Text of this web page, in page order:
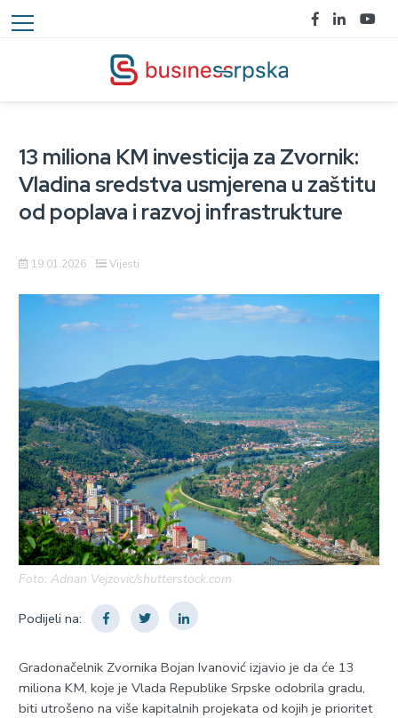
13 miliona KM investicija za Zvornik:
Vladina sredstva usmjerena u zaštitu
od poplava i razvoj infrastrukture
19.01.2026 Vijesti
Foto: Adnan Vejzovic/shutterstock.com
Podijeli na:
Gradonačelnik Zvornika Bojan Ivanović izjavio je da će 13
miliona KM, koje je Vlada Republike Srpske odobrila gradu,
biti utrošeno na više kapitalnih projekata od kojih je prioritet